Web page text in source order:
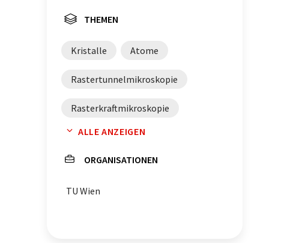
THEMEN
Kristalle Atome
Rastertunnelmikroskopie
Rasterkraftmikroskopie
Perowskite Kaliumtantalat
ALLE ANZEIGEN
ORGANISATIONEN
TU Wien